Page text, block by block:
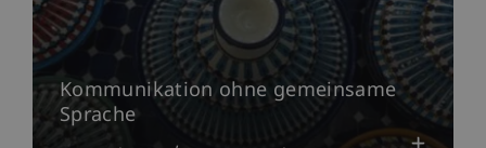
Kommunikation ohne gemeinsame
Sprache